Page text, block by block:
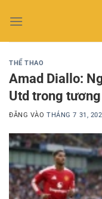
qua
THỂ THAO
Amad Diallo:
Utd trong
ĐĂNG VÀOTHÁNG 7 31,